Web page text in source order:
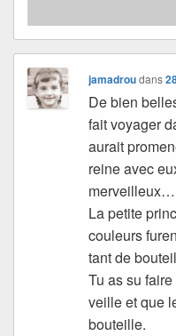
jamadroudans
De bien
fait voyager
aurait
reine avec
merveilleux…
La petite
couleurs
tant de
Tu as su
veille et que
bouteille.